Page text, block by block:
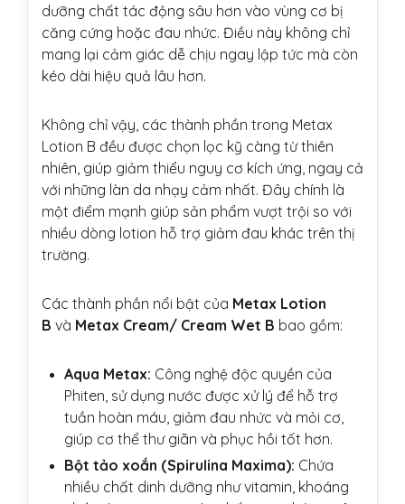
dưỡng chất tác động sâu hơn vào vùng cơ bị
căng cứng hoặc đau nhức. Điều này không chỉ
mang lại cảm giác dễ chịu ngay lập tức mà còn
kéo dài hiệu quả lâu hơn.
Không chỉ vậy, các thành phần trong Metax
Lotion B đều được chọn lọc kỹ càng từ thiên
nhiên, giúp giảm thiểu nguy cơ kích ứng, ngay cả
với những làn da nhạy cảm nhất. Đây chính là
một điểm mạnh giúp sản phẩm vượt trội so với
nhiều dòng lotion hỗ trợ giảm đau khác trên thị
trường.
Các thành phần nổi bật của Metax Lotion
B và Metax Cream/ Cream Wet B bao gồm:
Aqua Metax: Công nghệ độc quyền của
Phiten, sử dụng nước được xử lý để hỗ trợ
tuần hoàn máu, giảm đau nhức và mỏi cơ,
giúp cơ thể thư giãn và phục hồi tốt hơn.
Bột tảo xoắn (Spirulina Maxima): Chứa
nhiều chất dinh dưỡng như vitamin, khoáng